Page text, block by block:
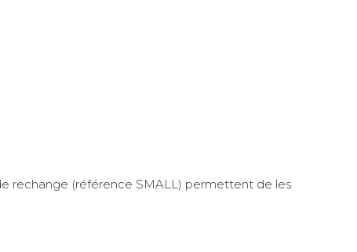
rechange (référence SMALL) permettent de les